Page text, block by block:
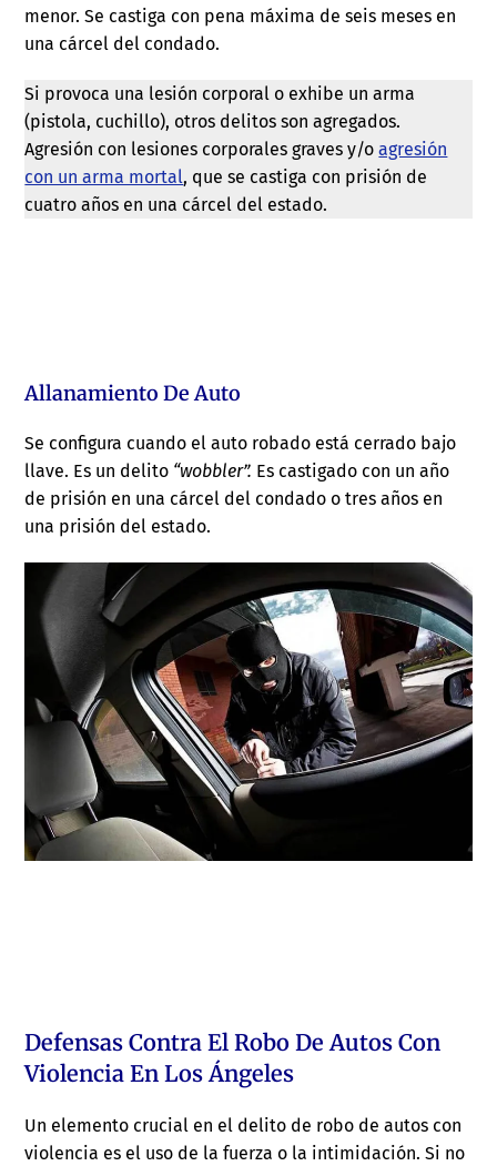
menor. Se castiga con pena máxima de seis meses en
una cárcel del condado.
Si provoca una lesión corporal o exhibe un arma
(pistola, cuchillo), otros delitos son agregados.
Agresión con lesiones corporales graves y/oagresión
con un arma mortal, que se castiga con prisión de
cuatro años en una cárcel del estado.
Allanamiento De Auto
Se configura cuando el auto robado está cerrado bajo
llave. Es un delito “wobbler”. Es castigado con un año
de prisión en una cárcel del condado o tres años en
una prisión del estado.
Defensas Contra El Robo De Autos Con
Violencia En Los Ángeles
Un elemento crucial en el delito de robo de autos con
violencia es el uso de la fuerza o la intimidación. Si no